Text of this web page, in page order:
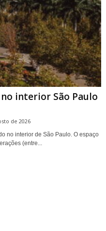
interior São Paulo
de 2026
no interior de São Paulo. O espaço
(entre...